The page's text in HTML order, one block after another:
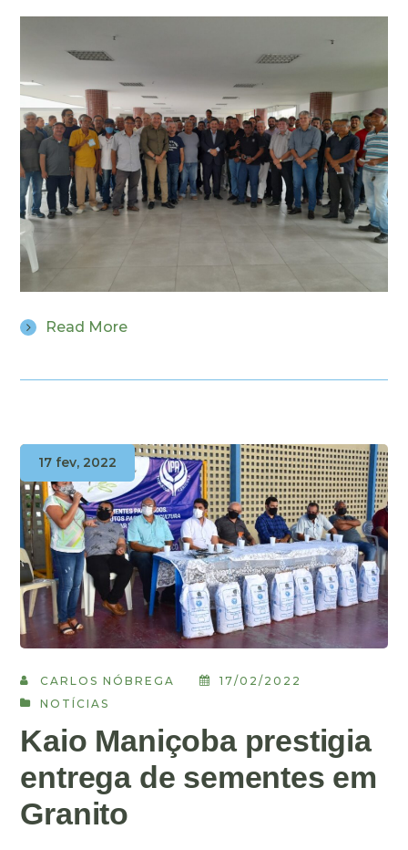
Read More
17 fev, 2022
CARLOS NÓBREGA
17/02/2022
NOTÍCIAS
Kaio Maniçoba prestigia
entrega de sementes em
Granito